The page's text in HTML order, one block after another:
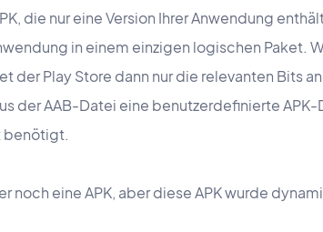
die nur eine Version Ihrer Anwendung
in einem einzigen logischen Paket.
der Play Store dann nur die relevanten Bits
der AAB-Datei eine benutzerdefinierte
benötigt.
noch eine APK, aber diese APK wurde